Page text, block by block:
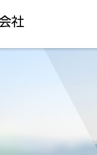
ザースキャン）
）
いたします
ト）
営診断、海